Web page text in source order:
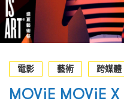
關於撲飛
條款及細則
EN
電影
藝術 跨媒體
MOViE MOViE